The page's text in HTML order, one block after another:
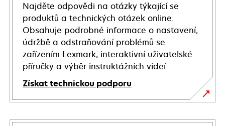
Najděte odpovědi na otázky týkající se
produktů a technických otázek online.
Obsahuje podrobné informace o nastavení,
údržbě a odstraňování problémů se
zařízením Lexmark, interaktivní uživatelské
příručky a výběr instruktážních videí.
Získat technickou podporu
opens
in